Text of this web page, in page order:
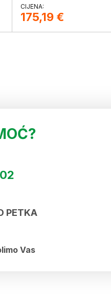
(wet bulb).
175,19 €
PETKA
Vas